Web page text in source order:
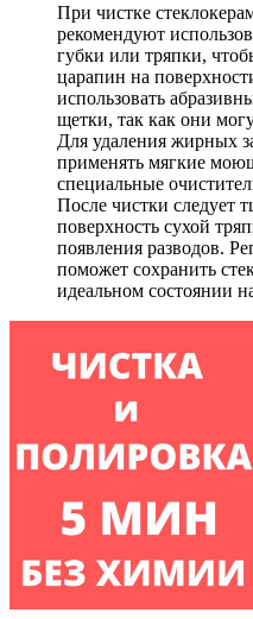
При чистке
рекомендуют
губки или тряпки,
царапин на
использовать
щетки, так как они
Для удаления жирных
применять мягкие
специальные
После чистки следует
поверхность сухой
появления разводов.
поможет сохранить
идеальном состоянии